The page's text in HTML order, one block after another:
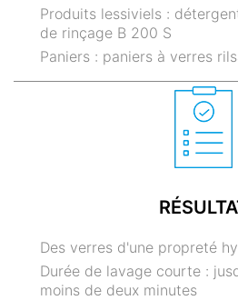
Produits lessiviels :
de rinçage B 200 S
Paniers : paniers à verres
Des verres d'une propreté
Durée de lavage courte :
moins de deux minutes